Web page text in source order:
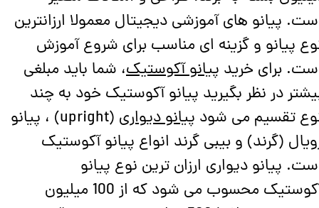
پیانو های آموزشی دیجیتال معمولا ارزانترین
پیانو و گزینه ای مناسب برای شروع آموزش
برای خرید پیانو آکوستیک، شما باید مبلغی
در نظر بگیرید پیانو آکوستیک خود به چند
تقسیم می شود پیانو دیواری
(upright) ، پیانو
(گرند) و بیبی گرند انواع پیانو آکوستیک
پیانو دیواری ارزان ترین نوع پیانو
آکوستیک محسوب می شود که از 100 میلیون